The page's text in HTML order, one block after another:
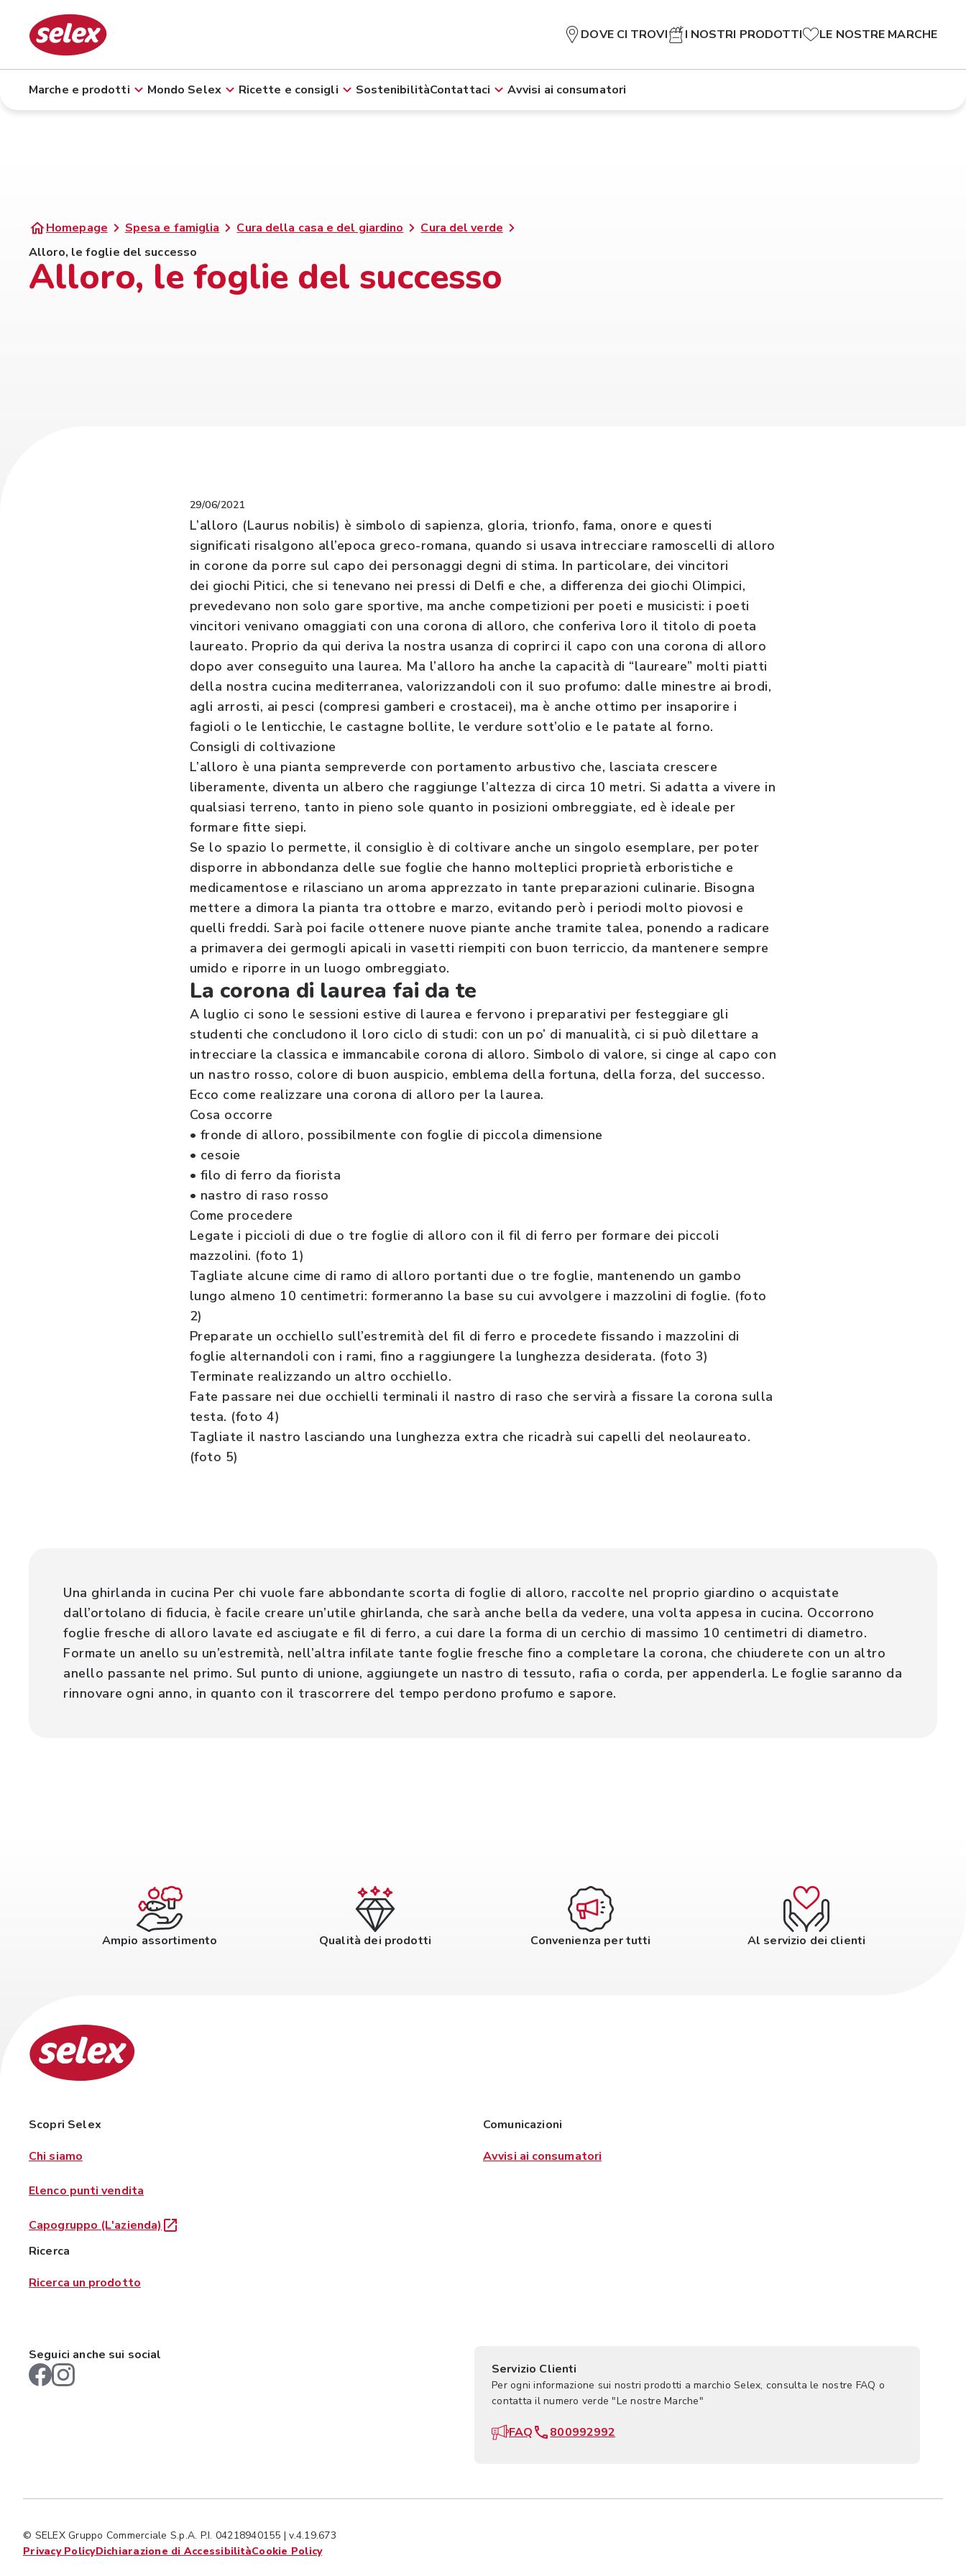
DOVE CI TROVI I NOSTRI PRODOTTI LE NOSTRE MARCHE
Marche e prodotti Mondo Selex Ricette e consigli SostenibilitàContattaci Avvisi ai consumatori
Homepage Spesa e famiglia Cura della casa e del giardino
Cura del verde
Alloro, le foglie del successo
Alloro, le foglie del successo
29/06/2021
L’alloro (Laurus nobilis) è simbolo di sapienza, gloria, trionfo, fama, onore e questi
significati risalgono all’epoca greco-romana, quando si usava intrecciare ramoscelli di alloro
in corone da porre sul capo dei personaggi degni di stima. In particolare, dei vincitori
dei giochi Pitici, che si tenevano nei pressi di Delfi e che, a differenza dei giochi Olimpici,
prevedevano non solo gare sportive, ma anche competizioni per poeti e musicisti: i poeti
vincitori venivano omaggiati con una corona di alloro, che conferiva loro il titolo di poeta
laureato. Proprio da qui deriva la nostra usanza di coprirci il capo con una corona di alloro
dopo aver conseguito una laurea. Ma l’alloro ha anche la capacità di “laureare” molti piatti
della nostra cucina mediterranea, valorizzandoli con il suo profumo: dalle minestre ai brodi,
agli arrosti, ai pesci (compresi gamberi e crostacei), ma è anche ottimo per insaporire i
fagioli o le lenticchie, le castagne bollite, le verdure sott’olio e le patate al forno.
Consigli di coltivazione
L’alloro è una pianta sempreverde con portamento arbustivo che, lasciata crescere
liberamente, diventa un albero che raggiunge l’altezza di circa 10 metri. Si adatta a vivere in
qualsiasi terreno, tanto in pieno sole quanto in posizioni ombreggiate, ed è ideale per
formare fitte siepi.
Se lo spazio lo permette, il consiglio è di coltivare anche un singolo esemplare, per poter
disporre in abbondanza delle sue foglie che hanno molteplici proprietà erboristiche e
medicamentose e rilasciano un aroma apprezzato in tante preparazioni culinarie. Bisogna
mettere a dimora la pianta tra ottobre e marzo, evitando però i periodi molto piovosi e
quelli freddi. Sarà poi facile ottenere nuove piante anche tramite talea, ponendo a radicare
a primavera dei germogli apicali in vasetti riempiti con buon terriccio, da mantenere sempre
umido e riporre in un luogo ombreggiato.
La corona di laurea fai da te
A luglio ci sono le sessioni estive di laurea e fervono i preparativi per festeggiare gli
studenti che concludono il loro ciclo di studi: con un po’ di manualità, ci si può dilettare a
intrecciare la classica e immancabile corona di alloro. Simbolo di valore, si cinge al capo con
un nastro rosso, colore di buon auspicio, emblema della fortuna, della forza, del successo.
Ecco come realizzare una corona di alloro per la laurea.
Cosa occorre
• fronde di alloro, possibilmente con foglie di piccola dimensione
• cesoie
• filo di ferro da fiorista
• nastro di raso rosso
Come procedere
Legate i piccioli di due o tre foglie di alloro con il fil di ferro per formare dei piccoli
mazzolini. (foto 1)
Tagliate alcune cime di ramo di alloro portanti due o tre foglie, mantenendo un gambo
lungo almeno 10 centimetri: formeranno la base su cui avvolgere i mazzolini di foglie. (foto
2)
Preparate un occhiello sull’estremità del fil di ferro e procedete fissando i mazzolini di
foglie alternandoli con i rami, fino a raggiungere la lunghezza desiderata. (foto 3)
Terminate realizzando un altro occhiello.
Fate passare nei due occhielli terminali il nastro di raso che servirà a fissare la corona sulla
testa. (foto 4)
Tagliate il nastro lasciando una lunghezza extra che ricadrà sui capelli del neolaureato.
(foto 5)
Una ghirlanda in cucina Per chi vuole fare abbondante scorta di foglie di alloro, raccolte nel proprio giardino o acquistate
dall’ortolano di fiducia, è facile creare un’utile ghirlanda, che sarà anche bella da vedere, una volta appesa in cucina. Occorrono
foglie fresche di alloro lavate ed asciugate e fil di ferro, a cui dare la forma di un cerchio di massimo 10 centimetri di diametro.
Formate un anello su un’estremità, nell’altra infilate tante foglie fresche fino a completare la corona, che chiuderete con un altro
anello passante nel primo. Sul punto di unione, aggiungete un nastro di tessuto, rafia o corda, per appenderla. Le foglie saranno da
rinnovare ogni anno, in quanto con il trascorrere del tempo perdono profumo e sapore.
Ampio assortimento Qualità dei prodotti Convenienza per tutti Al servizio dei clienti
Scopri Selex
Chi siamo
Elenco punti vendita
Capogruppo (L'azienda)
Comunicazioni
Avvisi ai consumatori
Ricerca
Ricerca un prodotto
Seguici anche sui social
Servizio Clienti
Per ogni informazione sui nostri prodotti a marchio Selex, consulta le nostre FAQ o
contatta il numero verde "Le nostre Marche"
FAQ 800992992
© SELEX Gruppo Commerciale S.p.A. P.I. 04218940155 | v.4.19.673
Privacy PolicyDichiarazione di AccessibilitàCookie Policy